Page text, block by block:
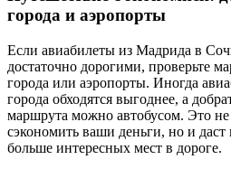
города и аэропорты
Если авиабилеты из Мадрида в
достаточно дорогими, проверьте
города или аэропорты. Иногда
города обходятся выгоднее, а
маршрута можно автобусом. Это
сэкономить ваши деньги, но и даст
больше интересных мест в дороге.